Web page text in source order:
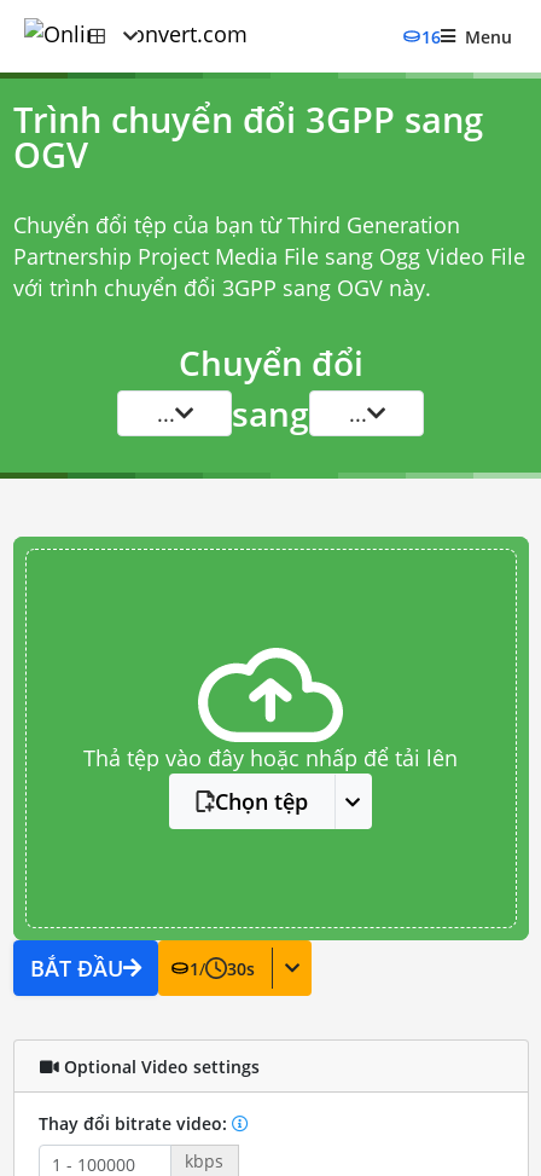
16 Menu
Trình chuyển đổi 3GPP sang
OGV
Chuyển đổi tệp của bạn từ Third Generation
Partnership Project Media File sang Ogg Video File
với trình chuyển đổi 3GPP sang OGVnày.
Chuyển đổi
... sang ...
Thả tệp vào đây hoặc nhấp để tải lên
Chọn tệp
BẮT ĐẦU 1/ 30s
Optional Video settings
Thay đổi bitrate video:
kbps